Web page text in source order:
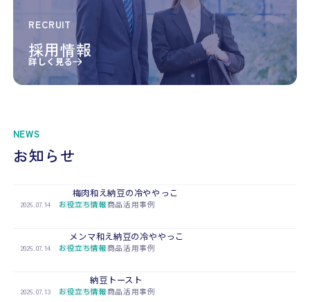
RECRUIT
採用情報
詳しく見る
NEWS
お知らせ
2026.07.14 お役立ち情報商品活用事例
梅肉和え納豆の冷ややっこ
2026.07.14 お役立ち情報商品活用事例
メンマ和え納豆の冷ややっこ
2026.07.13 お役立ち情報商品活用事例
納豆トースト